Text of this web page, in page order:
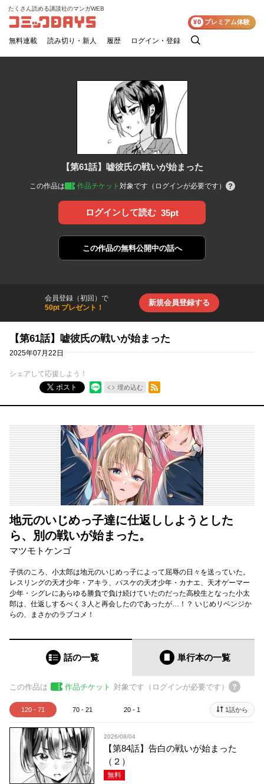
コミックDAYS
たくさん読める講談社のマンガWEB
無料連載 読み切り・新人 履歴 ログイン・登録
検
¥0 プレミアム体験
【第61話】嘘彼氏の戦いが始まった
この作品は 作品チケット 対象です（ログインが必要です）
ログインして読む 35pt
この作品の無料公開中の話へ
会員登録（初回）で
50pt プレゼント！
新規会員登録する
【第61話】嘘彼氏の戦いが始まった
2025年07月22日
シェアして応援しよう！
ポスト
埋め込む
RSSフィード
地元のいじめっ子達に仕返ししようとした
ら、別の戦いが始まった。
マツモトケンゴ
子供のころ、小太郎は地元のいじめっ子によって屈辱の日々を送っていた。
レスリングの天才少年・アキラ、バスケの天才少年・カナエ、天才ゲーマー
少年・シグレにあらゆる勝負で負け続けていたのだった高校生となった小太
郎は、仕返しするべく３人と再会したのであったが…！？ いじめリベンジか
らの、まさかのラブコメ！
話の一覧 単行本の一覧
この作品は 作品チケット 対象です（ログインが必要です）
120 - 71 70 - 21 20 - 1 1話から
2026/08/04
【第84話】告白の戦いが始まった
（２）
無料